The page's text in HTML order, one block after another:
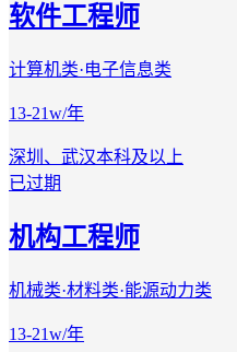
软件工程师
计算机类·电子信息类
13-21w/年
深圳、武汉本科及以上
已过期
机构工程师
机械类·材料类·能源动力类
13-21w/年